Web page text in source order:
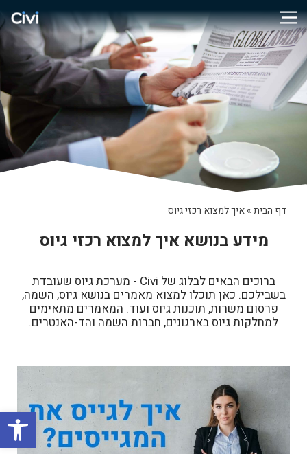
דף הבית»איך למצוא רכזי גיוס
מידע בנושא איך למצוא רכזי גיוס
ברוכים הבאים לבלוג של Civi - מערכת גיוס שעובדת
בשבילכם. כאן תוכלו למצוא מאמרים בנושא גיוס, השמה,
פרסום משרות, תוכנות גיוס ועוד. המאמרים מתאימים
למחלקות גיוס בארגונים, חברות השמה והד-האנטרים.
פתח